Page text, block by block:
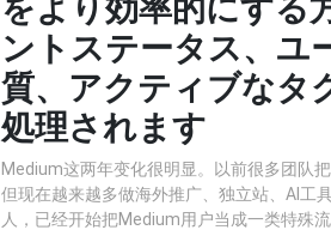
をより効率的にする
ントステータス、ユ
質、アクティブなタ
処理されます
Medium这两年变化很明显。以前很多团队
但现在越来越多做海外推广、独立站、AI工
人，已经开始把Medium用户当成一类特殊